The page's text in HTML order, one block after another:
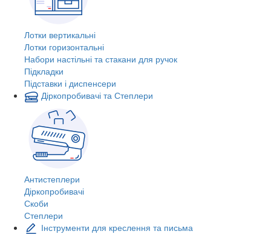
Лотки вертикальні
Лотки горизонтальні
Набори настільні та стакани для ручок
Підкладки
Підставки і диспенсери
Діркопробивачі та Степлери
Антистеплери
Діркопробивачі
Скоби
Степлери
Інструменти для креслення та письма